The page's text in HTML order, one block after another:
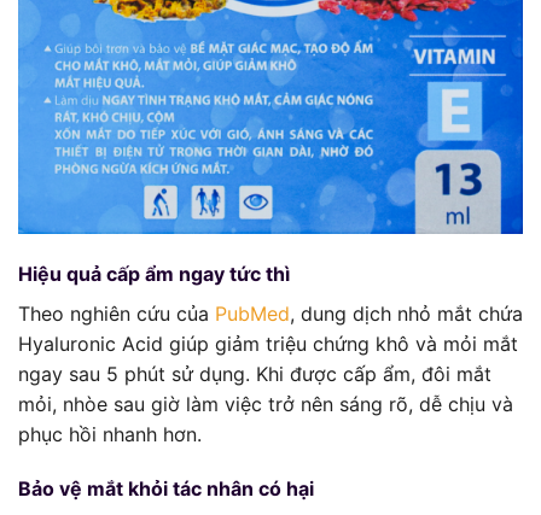
Hiệu quả cấp ẩm ngay tức thì
Theo nghiên cứu của PubMed, dung dịch nhỏ mắt chứa
Hyaluronic Acid giúp giảm triệu chứng khô và mỏi mắt
ngay sau 5 phút sử dụng. Khi được cấp ẩm, đôi mắt
mỏi, nhòe sau giờ làm việc trở nên sáng rõ, dễ chịu và
phục hồi nhanh hơn.
Bảo vệ mắt khỏi tác nhân có hại